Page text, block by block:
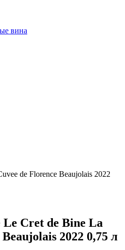
вина
de Florence Beaujolais 2022
Cret de Bine La
2022 0,75 л